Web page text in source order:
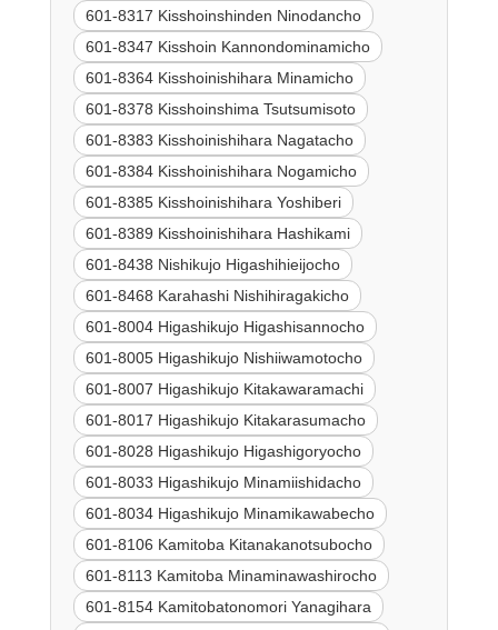
601-8317 Kisshoinshinden Ninodancho
601-8347 Kisshoin Kannondominamicho
601-8364 Kisshoinishihara Minamicho
601-8378 Kisshoinshima Tsutsumisoto
601-8383 Kisshoinishihara Nagatacho
601-8384 Kisshoinishihara Nogamicho
601-8385 Kisshoinishihara Yoshiberi
601-8389 Kisshoinishihara Hashikami
601-8438 Nishikujo Higashihieijocho
601-8468 Karahashi Nishihiragakicho
601-8004 Higashikujo Higashisannocho
601-8005 Higashikujo Nishiiwamotocho
601-8007 Higashikujo Kitakawaramachi
601-8017 Higashikujo Kitakarasumacho
601-8028 Higashikujo Higashigoryocho
601-8033 Higashikujo Minamiishidacho
601-8034 Higashikujo Minamikawabecho
601-8106 Kamitoba Kitanakanotsubocho
601-8113 Kamitoba Minaminawashirocho
601-8154 Kamitobatonomori Yanagihara